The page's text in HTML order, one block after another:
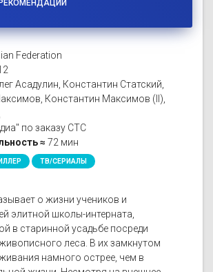
РЕКОМЕНДАЦИИ
Federation
Асадулин, Константин Статский,
Константин Максимов (II),
по заказу СТС
≈ 72 мин
ТВ/СЕРИАЛЫ
о жизни учеников и
элитной школы-интерната,
в старинной усадьбе посреди
леса. В их замкнутом
намного острее, чем в